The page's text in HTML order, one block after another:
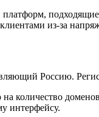
из-за
Россию.
количество
интерфейсу.